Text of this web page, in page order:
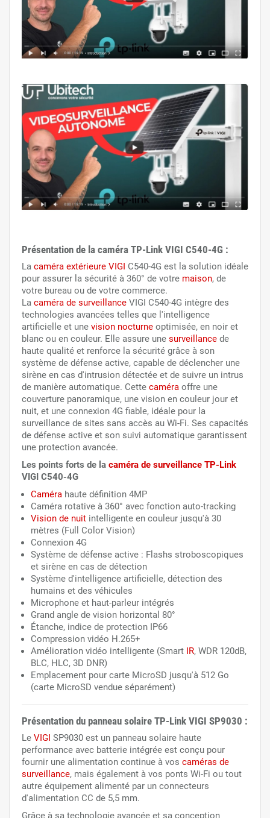
Présentation de la caméra TP-Link VIGI C540-4G :
La caméra extérieure VIGI C540-4G est la solution idéale
pour assurer la sécurité à 360° de votre maison, de
votre bureau ou de votre commerce.
La caméra de surveillance VIGI C540-4G intègre des
technologies avancées telles que l'intelligence
artificielle et une vision nocturne optimisée, en noir et
blanc ou en couleur. Elle assure une surveillance de
haute qualité et renforce la sécurité grâce à son
système de défense active, capable de déclencher une
sirène en cas d'intrusion détectée et de suivre un intrus
de manière automatique. Cette caméra offre une
couverture panoramique, une vision en couleur jour et
nuit, et une connexion 4G fiable, idéale pour la
surveillance de sites sans accès au Wi-Fi. Ses capacités
de défense active et son suivi automatique garantissent
une protection avancée.
Les points forts de la caméra de surveillance TP-Link
VIGI C540-4G
Caméra haute définition 4MP
Caméra rotative à 360° avec fonction auto-tracking
Vision de nuit intelligente en couleur jusqu'à 30
mètres (Full Color Vision)
Connexion 4G
Système de défense active : Flashs stroboscopiques
et sirène en cas de détection
Système d'intelligence artificielle, détection des
humains et des véhicules
Microphone et haut-parleur intégrés
Grand angle de vision horizontal 80°
Étanche, indice de protection IP66
Compression vidéo H.265+
Amélioration vidéo intelligente (Smart IR, WDR 120dB,
BLC, HLC, 3D DNR)
Emplacement pour carte MicroSD jusqu'à 512 Go
(carte MicroSD vendue séparément)
Présentation du panneau solaire TP-Link VIGI SP9030 :
Le VIGI SP9030 est un panneau solaire haute
performance avec batterie intégrée est conçu pour
fournir une alimentation continue à vos caméras de
surveillance, mais également à vos ponts Wi-Fi ou tout
autre équipement alimenté par un connecteurs
d'alimentation CC de 5,5 mm.
Grâce à sa technologie avancée et sa conception